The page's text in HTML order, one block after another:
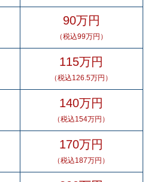
90万円
（税込99万円）
115万円
（税込126.5万円）
140万円
（税込154万円）
170万円
（税込187万円）